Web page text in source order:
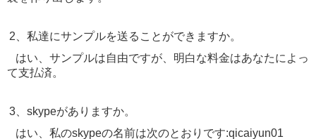
2、私達にサンプルを送ることができますか。
はい、サンプルは自由ですが、明白な料金はあなたによっ
て支払済。
3、skypeがありますか。
はい、私のskypeの名前は次のとおりです:qicaiyun01